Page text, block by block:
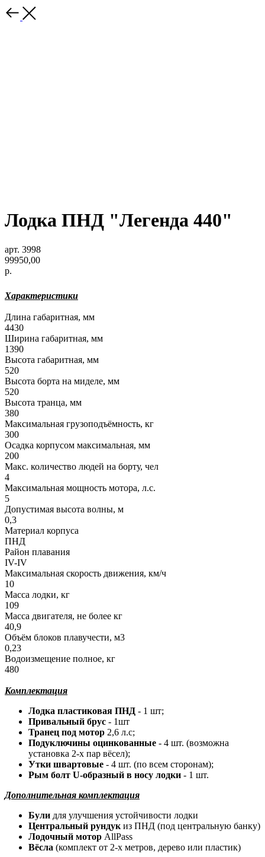
Лодка ПНД "Легенда 440"
арт. 3998
99950,00
р.
Характеристики
Длина габаритная, мм
4430
Ширина габаритная, мм
1390
Высота габаритная, мм
520
Высота борта на миделе, мм
520
Высота транца, мм
380
Максимальная грузоподъёмность, кг
300
Осадка корпусом максимальная, мм
200
Макс. количество людей на борту, чел
4
Максимальная мощность мотора, л.с.
5
Допустимая высота волны, м
0,3
Материал корпуса
ПНД
Район плавания
IV-IV
Максимальная скорость движения, км/ч
10
Масса лодки, кг
109
Масса двигателя, не более кг
40,9
Объём блоков плавучести, м3
0,23
Водоизмещение полное, кг
480
Комплектация
Лодка пластиковая ПНД - 1 шт;
Привальный брус - 1шт
Транец под мотор 2,6 л.с;
Подуключины оцинкованные - 4 шт. (возможна
установка 2-х пар вёсел);
Утки швартовые - 4 шт. (по всем сторонам);
Рым болт U-образный в носу лодки - 1 шт.
Дополнительная комплектация
Були для улучшения устойчивости лодки
Центральный рундук из ПНД (под центральную банку)
Лодочный мотор AllPass
Вёсла (комплект от 2-х метров, дерево или пластик)